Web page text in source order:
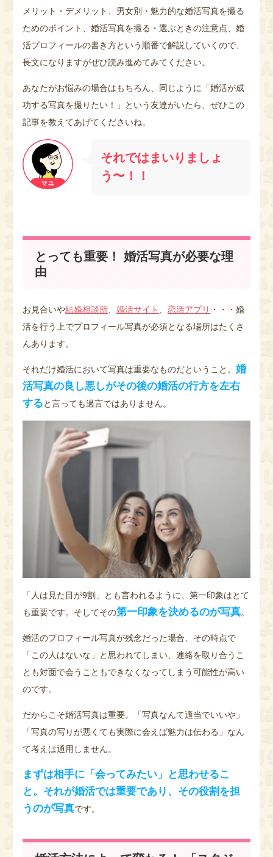
メリット・デメリット、男女別・魅力的な婚活写真を撮る
ためのポイント、婚活写真を撮る・選ぶときの注意点、婚
活プロフィールの書き方という順番で解説していくので、
長文になりますがぜひ読み進めてみてください。
あなたがお悩みの場合はもちろん、同じように「婚活が成
功する写真を撮りたい！」という友達がいたら、ぜひこの
記事を教えてあげてくださいね。
それではまいりましょ
う〜！！
とっても重要！ 婚活写真が必要な理
由
お見合いや結婚相談所 、婚活サイト 、恋活アプリ ・・・婚
活を行う上でプロフィール写真が必須となる場所はたくさ
んあります。
それだけ婚活において写真は重要なものだということ。婚
活写真の良し悪しがその後の婚活の行方を左右
すると言っても過言ではありません。
「人は見た目が9割」とも言われるように、第一印象はとて
も重要です。そしてその第一印象を決めるのが写真。
婚活のプロフィール写真が残念だった場合、その時点で
「この人はないな」と思われてしまい、連絡を取り合うこ
とも対面で会うこともできなくなってしまう可能性が高い
のです。
だからこそ婚活写真は重要。「写真なんて適当でいいや」
「写真の写りが悪くても実際に会えば魅力は伝わる」なん
て考えは通用しません。
まずは相手に「会ってみたい」と思わせるこ
と。それが婚活では重要であり、その役割を担
うのが写真です。